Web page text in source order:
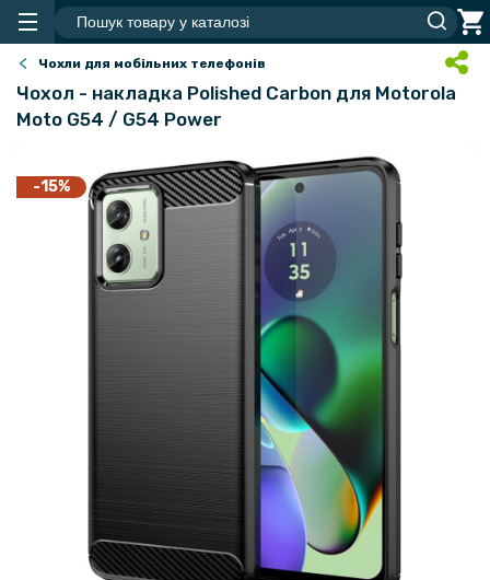
Чохли для мобільних телефонів
Чохол - накладка Polished Carbon для Motorola
Moto G54 / G54 Power
-15%